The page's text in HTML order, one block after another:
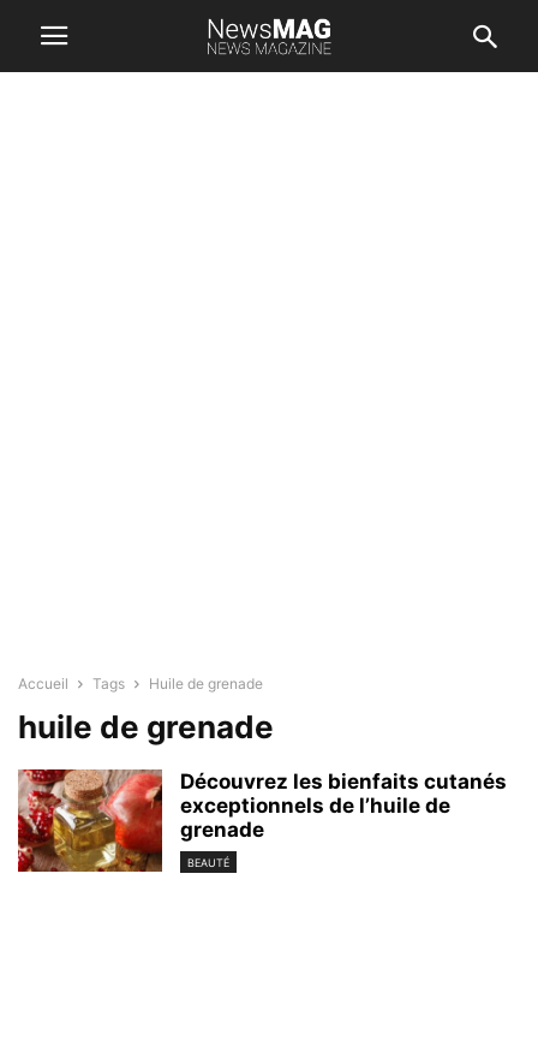
Accueil Tags Huile de grenade
huile de grenade
Découvrez les bienfaits cutanés
exceptionnels de l’huile de
grenade
BEAUTÉ